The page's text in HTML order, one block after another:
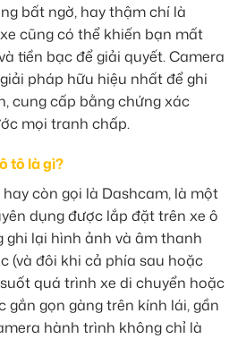
bất ngờ, hay thậm chí là
cũng có thể khiến bạn mất
tiền bạc để giải quyết. Camera
pháp hữu hiệu nhất để ghi
cung cấp bằng chứng xác
mọi tranh chấp.
tô là gì?
còn gọi là Dashcam, là một
dụng được lắp đặt trên xe ô
ghi lại hình ảnh và âm thanh
(và đôi khi cả phía sau hoặc
quá trình xe di chuyển hoặc
gắn gọn gàng trên kính lái, gần
hành trình không chỉ là